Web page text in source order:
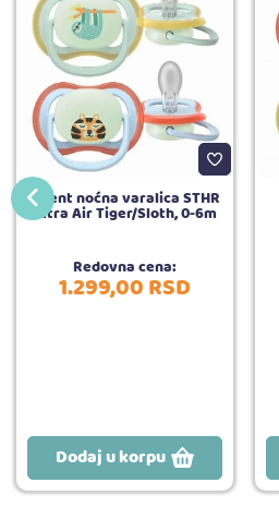
Avent noćna varalica STHR
Ultra Air Tiger/Sloth, 0-6m
Redovna cena:
1.299,00RSD
Dodaj u korpu